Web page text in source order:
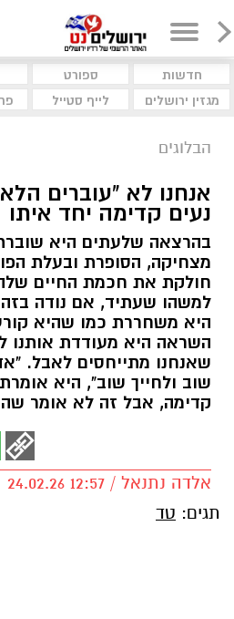
חדשות ספורט
מגזין ירושלים
לייף סטייל
הבלוגים
אנחנו לא "עוברים
נעים קדימה יחד איתו
בהרצאה שלעתים היא
מצחיקה, הסופרת ובעלת
חולקת את חכמת החיים
למשהו שעתיד, אם נודה
היא משחררת כמו שהיא
השראה היא מעודדת אותנו
שאנחנו מתייחסים לאבל.
שוב ולחייך שוב", היא
קדימה, אבל זה לא אומר
אלדה נתנאל / 12:57 24.02.26
תגים: טד